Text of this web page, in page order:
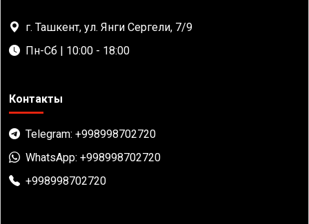
г. Ташкент, ул. Янги Сергели, 7/9
Пн-Сб | 10:00 - 18:00
Контакты
Telegram: +998998702720
WhatsApp: +998998702720
+998998702720